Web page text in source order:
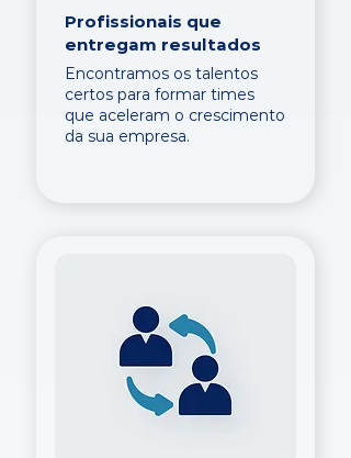
Profissionais que
entregam resultados
Encontramos os talentos
certos para formar times
que aceleram o crescimento
da sua empresa.